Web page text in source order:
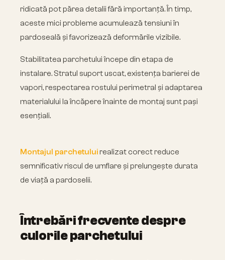
ridicată pot părea detalii fără importanță. În timp,
aceste mici probleme acumulează tensiuni în
pardoseală și favorizează deformările vizibile.
Stabilitatea parchetului începe din etapa de
instalare. Stratul suport uscat, existența barierei de
vapori, respectarea rostului perimetral și adaptarea
materialului la încăpere înainte de montaj sunt pași
esențiali.
Montajul parchetuluirealizat corect reduce
semnificativ riscul de umflare și prelungește durata
de viață a pardoselii.
Întrebări frecvente despre
culorile parchetului